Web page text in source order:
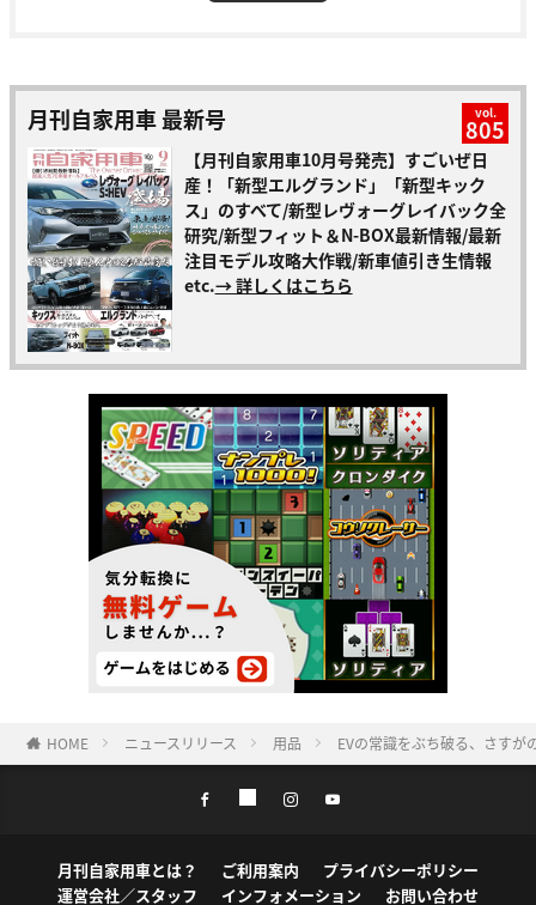
月刊自家用車 最新号 vol.
805
【月刊自家用車10月号発売】すごいぜ日
産！「新型エルグランド」「新型キック
ス」のすべて/新型レヴォーグレイバック全
研究/新型フィット＆N-BOX最新情報/最新
注目モデル攻略大作戦/新車値引き生情報
etc.→ 詳しくはこちら
HOME ニュースリリース 用品 EVの常識をぶち破る、さす
月刊自家用車とは？ ご利用案内
プライバシーポリシー
運営会社／スタッフ
インフォメーション お問い合わせ